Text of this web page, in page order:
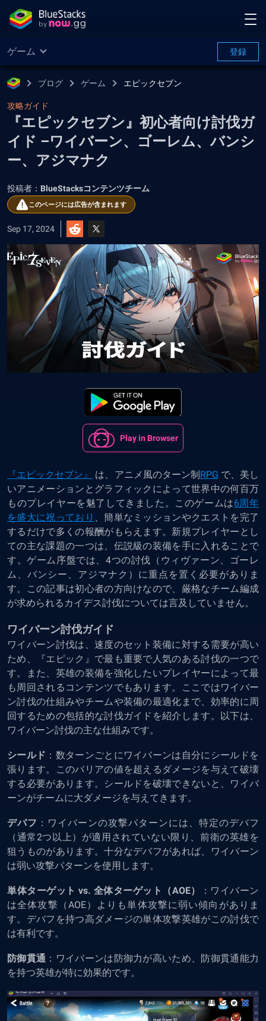
ゲーム 登録
ブログ ゲーム エピックセブン
攻略ガイド
『エピックセブン』初心者向け討伐ガ
イド –ワイバーン、ゴーレム、バンシ
ー、アジマナク
投稿者： BlueStacksコンテンツチーム
このページには広告が含まれます
Sep 17, 2024
Play in Browser
『エピックセブン』 は、アニメ風のターン制RPG で、美し
いアニメーションとグラフィックによって世界中の何百万
ものプレイヤーを魅了してきました。このゲームは6周年
を盛大に祝っており 、簡単なミッションやクエストを完了
するだけで多くの報酬がもらえます。新規プレイヤーとし
ての主な課題の一つは、伝説級の装備を手に入れることで
す。ゲーム序盤では、4つの討伐（ウィヴァーン、ゴーレ
ム、バンシー、アジマナク）に重点を置く必要がありま
す。この記事は初心者の方向けなので、厳格なチーム編成
が求められるカイデス討伐については言及していません。
ワイバーン討伐ガイド
ワイバーン討伐は、速度のセット装備に対する需要が高い
ため、『エピック』で最も重要で人気のある討伐の一つで
す。また、英雄の装備を強化したいプレイヤーによって最
も周回されるコンテンツでもあります。ここではワイバー
ン討伐の仕組みやチームや装備の最適化まで、効率的に周
回するための包括的な討伐ガイドを紹介します。以下は、
ワイバーン討伐の主な仕組みです。
シールド ：数ターンごとにワイバーンは自分にシールドを
張ります。このバリアの値を超えるダメージを与えて破壊
する必要があります。シールドを破壊できないと、ワイバ
ーンがチームに大ダメージを与えてきます。
デバフ ：ワイバーンの攻撃パターンには、特定のデバフ
（通常2つ以上）が適用されていない限り、前衛の英雄を
狙うものがあります。十分なデバフがあれば、ワイバーン
は弱い攻撃パターンを使用します。
単体ターゲット vs. 全体ターゲット（AOE）
：ワイバーン
は全体攻撃（AOE）よりも単体攻撃に弱い傾向がありま
す。デバフを持つ高ダメージの単体攻撃英雄がこの討伐で
は有利です。
防御貫通 ：ワイバーンは防御力が高いため、防御貫通能力
を持つ英雄が特に効果的です。